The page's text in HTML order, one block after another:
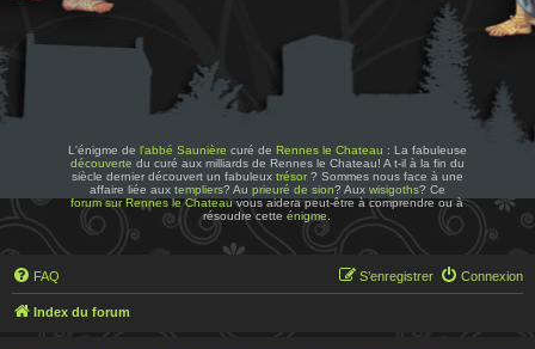
L'énigme de l'abbé Saunière curé de Rennes le Chateau : La fabuleuse
découverte du curé aux milliards de Rennes le Chateau! A t-il à la fin du
siècle dernier découvert un fabuleux trésor? Sommes nous face à une
affaire liée aux templiers? Au prieuré de sion? Aux wisigoths? Ce
forum sur Rennes le Chateauvous aidera peut-être à comprendre ou à
résoudre cetteénigme
FAQ Connexion
S’enregistrer
Index du forum